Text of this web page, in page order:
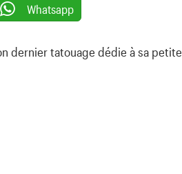
Whatsapp
dernier tatouage dédie à sa petite